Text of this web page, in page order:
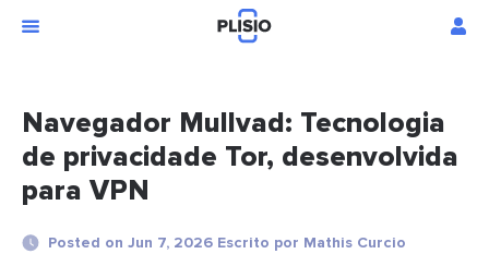
Navegador Mullvad: Tecnologia
de privacidade Tor, desenvolvida
para VPN
Posted on Jun 7, 2026 Escrito por Mathis Curcio